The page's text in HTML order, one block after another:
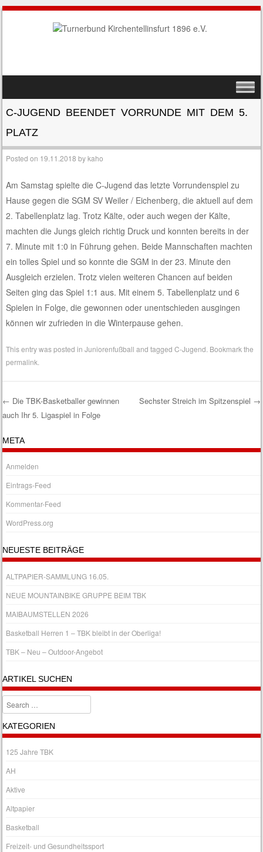
MENU
C-JUGEND BEENDET VORRUNDE MIT DEM 5.
PLATZ
Posted on 19.11.2018 bykaho
Am Samstag spielte die C-Jugend das letzte Vorrundenspiel zu
Hause gegen die SGM SV Weiler / Eichenberg, die aktuell auf dem
2. Tabellenplatz lag. Trotz Kälte, oder auch wegen der Kälte,
machten die Jungs gleich richtig Druck und konnten bereits in der
7. Minute mit 1:0 in Führung gehen. Beide Mannschaften machten
ein tolles Spiel und so konnte die SGM in der 23. Minute den
Ausgleich erzielen. Trotz vielen weiteren Chancen auf beiden
Seiten ging das Spiel 1:1 aus. Mit einem 5. Tabellenplatz und 6
Spielen in Folge, die gewonnen oder unentschieden ausgingen
können wir zufrieden in die Winterpause gehen.
This entry was posted inJuniorenfußball and taggedC-Jugend . Bookmark the
permalink
Post navigation
← Die TBK-Basketballer gewinnen
auch Ihr 5. Ligaspiel in Folge
Sechster Streich im Spitzenspiel →
META
Anmelden
Eintrags-Feed
Kommentar-Feed
WordPress.org
NEUESTE BEITRÄGE
ALTPAPIER-SAMMLUNG 16.05.
NEUE MOUNTAINBIKE GRUPPE BEIM TBK
MAIBAUMSTELLEN 2026
Basketball Herren 1 – TBK bleibt in der Oberliga!
TBK – Neu – Outdoor-Angebot
ARTIKEL SUCHEN
Search
KATEGORIEN
125 Jahre TBK
AH
Aktive
Altpapier
Basketball
Freizeit- und Gesundheitssport